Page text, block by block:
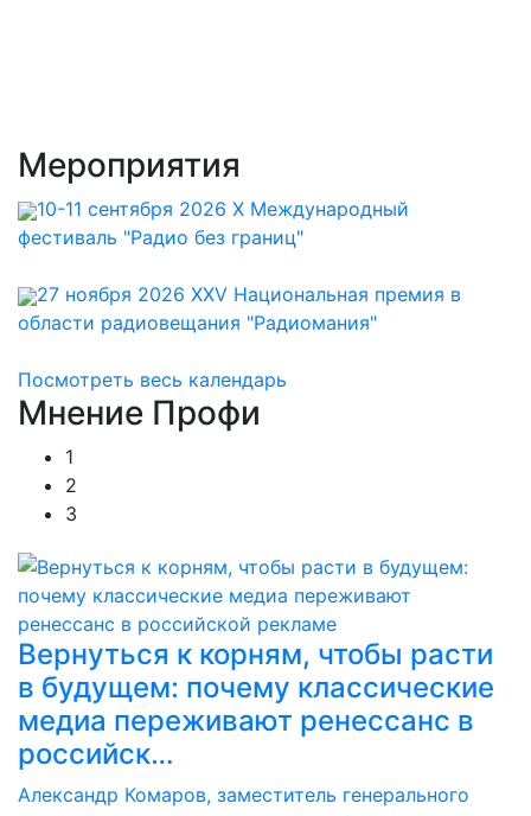
Мероприятия
10-11 сентября 2026 X Международный
фестиваль "Радио без границ"
27 ноября 2026 XXV Национальная премия в
области радиовещания "Радиомания"
Посмотреть весь календарь
Мнение Профи
1
2
3
Вернуться к корням, чтобы расти
в будущем: почему классические
медиа переживают ренессанс в
российск…
Александр Комаров, заместитель генерального